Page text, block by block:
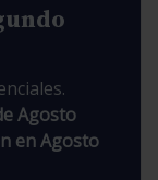
Agosto
en Agosto